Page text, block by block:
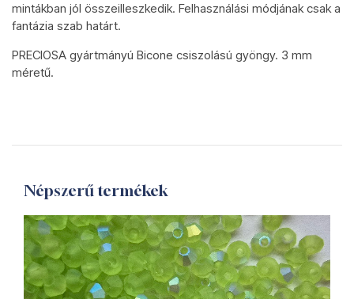
mintákban jól összeilleszkedik. Felhasználási módjának csak a
fantázia szab határt.
PRECIOSA gyártmányú Bicone csiszolású gyöngy. 3 mm
méretű.
Népszerű termékek